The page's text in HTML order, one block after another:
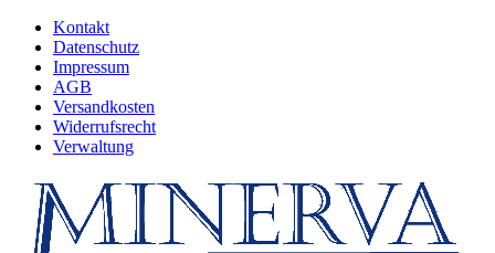
Kontakt
Datenschutz
Impressum
AGB
Versandkosten
Widerrufsrecht
Verwaltung